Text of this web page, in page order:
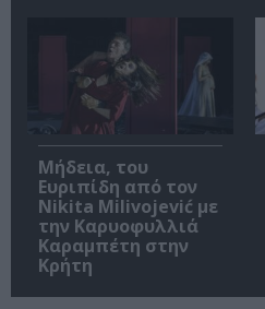
Μήδεια, του
Ευριπίδη από τον
Nikita Milivojević με
την Καρυοφυλλιά
Καραμπέτη στην
Κρήτη